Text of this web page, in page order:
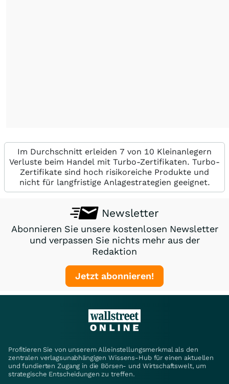
Im Durchschnitt erleiden 7 von 10 Kleinanlegern
Verluste beim Handel mit Turbo-Zertifikaten. Turbo-
Zertifikate sind hoch risikoreiche Produkte und
nicht für langfristige Anlagestrategien geeignet.
Newsletter
Abonnieren Sie unsere kostenlosen Newsletter
und verpassen Sie nichts mehr aus der
Redaktion
Jetzt abonnieren!
Profitieren Sie von unserem Alleinstellungsmerkmal als den
zentralen verlagsunabhängigen Wissens-Hub für einen aktuellen
und fundierten Zugang in die Börsen- und Wirtschaftswelt, um
strategische Entscheidungen zu treffen.